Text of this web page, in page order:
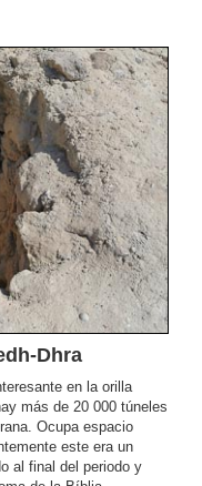
Dhra
en la orilla
más de 20 000 túneles
Ocupa espacio
este era un
al final del periodo y